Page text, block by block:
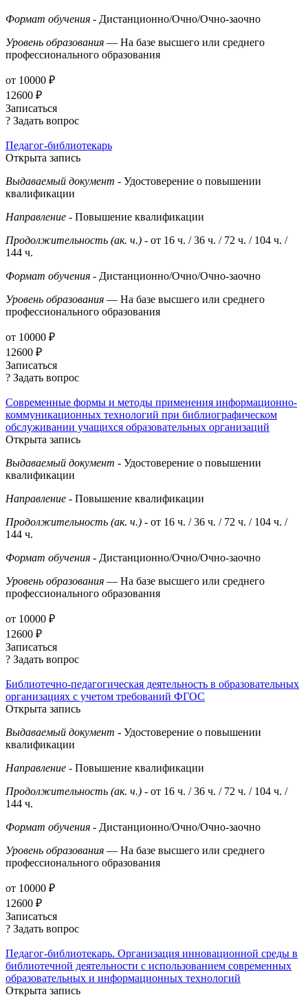
Формат обучения - Дистанционно/Очно/Очно-заочно
Уровень образования — На базе высшего или среднего
профессионального образования
от 10000 ₽
12600 ₽
Записаться
? Задать вопрос
Педагог-библиотекарь
Открыта запись
Выдаваемый документ - Удостоверение о повышении
квалификации
Направление - Повышение квалификации
Продолжительность (ак. ч.) - от 16 ч. / 36 ч. / 72 ч. / 104 ч. /
144 ч.
Формат обучения - Дистанционно/Очно/Очно-заочно
Уровень образования — На базе высшего или среднего
профессионального образования
от 10000 ₽
12600 ₽
Записаться
? Задать вопрос
Современные формы и методы применения информационно-
коммуникационных технологий при библиографическом
обслуживании учащихся образовательных организаций
Открыта запись
Выдаваемый документ - Удостоверение о повышении
квалификации
Направление - Повышение квалификации
Продолжительность (ак. ч.) - от 16 ч. / 36 ч. / 72 ч. / 104 ч. /
144 ч.
Формат обучения - Дистанционно/Очно/Очно-заочно
Уровень образования — На базе высшего или среднего
профессионального образования
от 10000 ₽
12600 ₽
Записаться
? Задать вопрос
Библиотечно-педагогическая деятельность в образовательных
организациях с учетом требований ФГОС
Открыта запись
Выдаваемый документ - Удостоверение о повышении
квалификации
Направление - Повышение квалификации
Продолжительность (ак. ч.) - от 16 ч. / 36 ч. / 72 ч. / 104 ч. /
144 ч.
Формат обучения - Дистанционно/Очно/Очно-заочно
Уровень образования — На базе высшего или среднего
профессионального образования
от 10000 ₽
12600 ₽
Записаться
? Задать вопрос
Педагог-библиотекарь. Организация инновационной среды в
библиотечной деятельности с использованием современных
образовательных и информационных технологий
Открыта запись